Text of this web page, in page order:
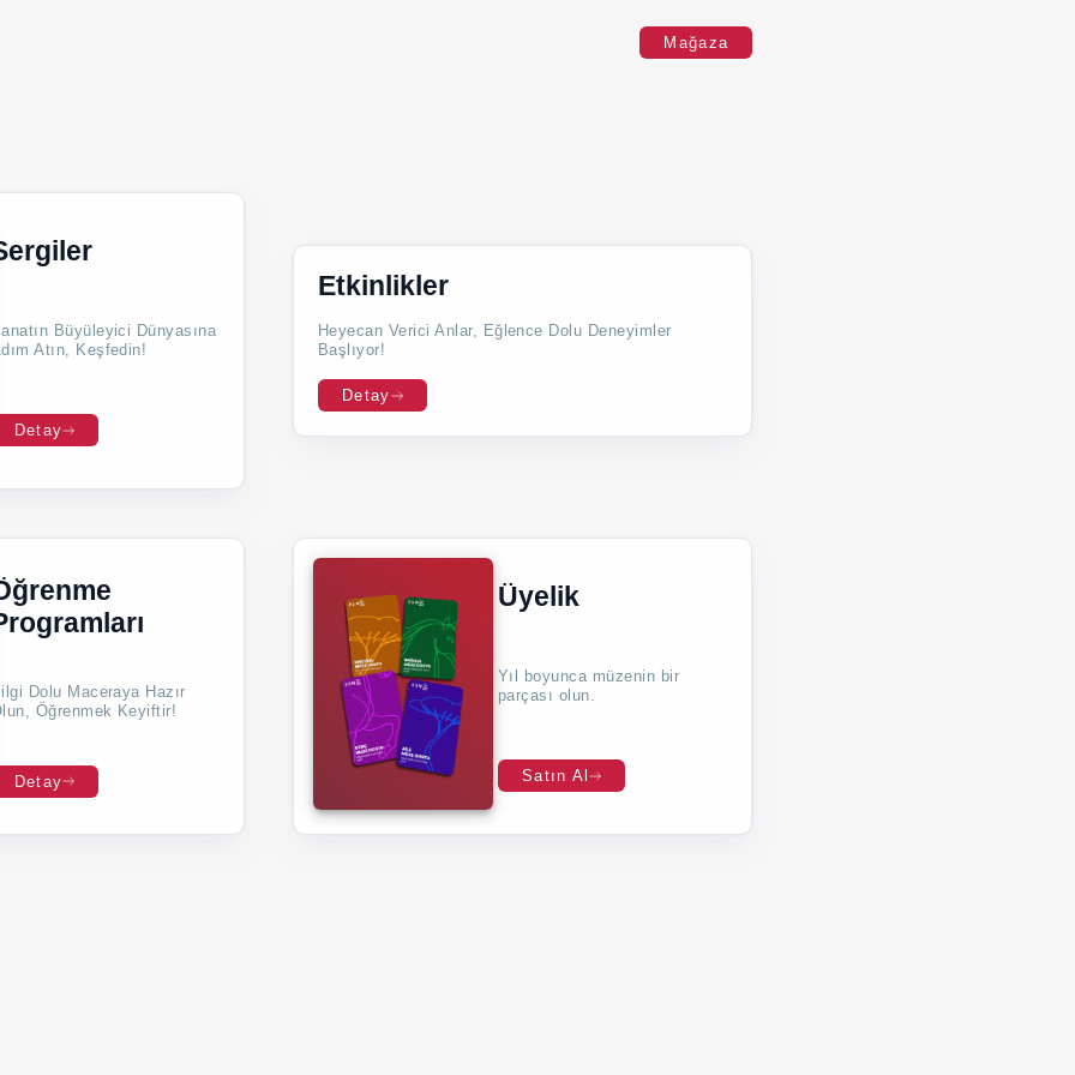
Mağaza
Büyüleyici Dünyasına
Atın, Keşfedin!
Detay
Etkinlikler
Heyecan Verici Anlar, Eğlence Dolu Deneyimler
Başlıyor!
Detay
Dolu Maceraya Hazır
Öğrenmek Keyiftir!
Detay
Üyelik
Yıl boyunca müzenin bir
parçası olun.
Satın Al